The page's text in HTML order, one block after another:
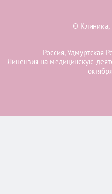
© Клиника,
Россия, Удмуртская
Лицензия на медицинскую